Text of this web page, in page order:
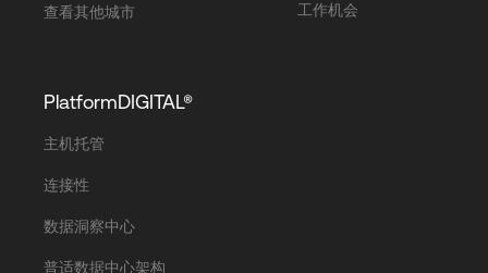
查看其他城市 工作机会
PlatformDIGITAL®
主机托管
连接性
数据洞察中心
普适数据中心架构